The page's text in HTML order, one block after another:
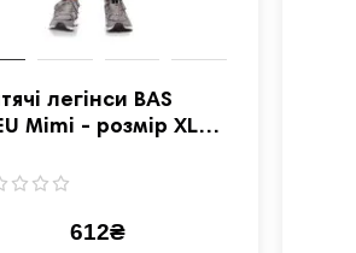
легінси BAS
Mimi - розмір XL
612₴